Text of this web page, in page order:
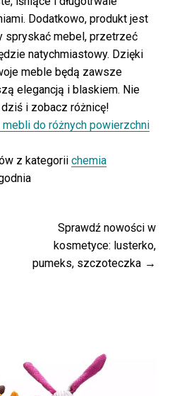
Dodatkowo, produkt jest
spryskać mebel, przetrzeć
natychmiastowy. Dzięki
meble będą zawsze
elegancją i blaskiem. Nie
i zobacz różnicę!
mebli do różnych powierzchni
z kategorii chemia
Sprawdź nowości w
kosmetyce: lusterko,
pumeks, szczoteczka